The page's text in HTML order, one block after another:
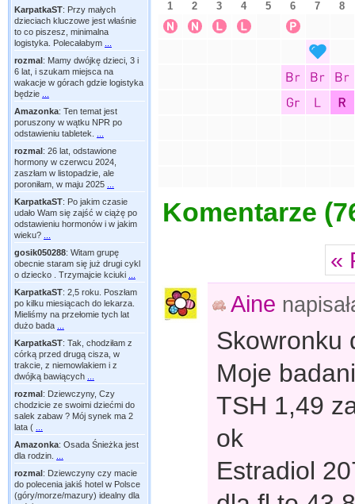
KarpatkaST: Przy małych
dzieciach kluczowe jest właśnie
to co piszesz, minimalna
logistyka. Polecałabym
rozmal: Mamy dwójkę dzieci, 3 i
6 lat, i szukam miejsca na
wakacje w górach gdzie logistyka
będzie
Amazonka: Ten temat jest
poruszony w wątku NPR po
odstawieniu tabletek.
rozmal: 26 lat, odstawione
hormony w czerwcu 2024,
zaszłam w listopadzie, ale
poroniłam, w maju 2025
KarpatkaST: Po jakim czasie
udało Wam się zajść w ciążę po
odstawieniu hormonów i w jakim
wieku?
gosik050288: Witam grupę
obecnie staram się już drugi cykl
o dziecko . Trzymajcie kciuki
KarpatkaST: 2,5 roku. Poszłam
po kilku miesiącach do lekarza.
Mieliśmy na przełomie tych lat
dużo bada
KarpatkaST: Tak, chodziłam z
córką przed drugą cisza, w
trakcie, z niemowlakiem i z
dwójką bawiących
rozmal: Dziewczyny, Czy
chodzicie ze swoimi dziećmi do
salek zabaw ? Mój synek ma 2
lata (
Amazonka: Osada Śnieżka jest
dla rodzin.
rozmal: Dziewczyny czy macie
do polecenia jakiś hotel w Polsce
(góry/morze/mazury) idealny dla
Komentarze (
«
Aine
Skowronku
Moje
TSH 1,49
ok
Estradiol